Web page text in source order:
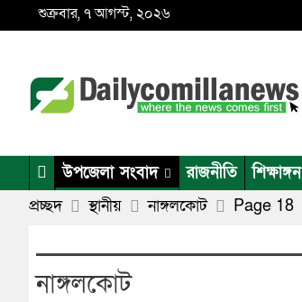
শুক্রবার, ৭ আগস্ট, ২০২৬
উপজেলা সংবাদ রাজনীতি শিক্ষাঙ্গন
প্রচ্ছদ
স্থানীয় নাঙ্গলকোট Page 18
নাঙ্গলকোট